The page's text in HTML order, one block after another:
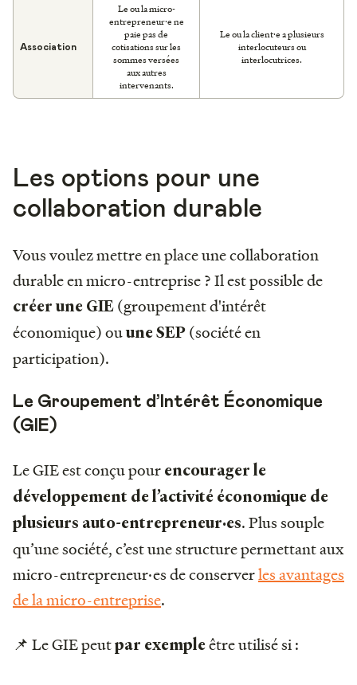
Association
Le ou la micro-
entrepreneur·e ne
paie pas de
cotisations sur les
sommes versées
aux autres
intervenants.
Le ou la client·e a plusieurs
interlocuteurs ou
interlocutrices.
Les options pour une
collaboration durable
Vous voulez mettre en place une collaboration
durable en micro-entreprise ? Il est possible de
créer une GIE (groupement d'intérêt
économique) ouune SEP (société en
participation).
Le Groupement d’Intérêt Économique
(GIE)
Le GIE est conçu pour encourager le
développement de l’activité économique de
plusieurs auto-entrepreneur·es. Plus souple
qu’une société, c’est une structure permettant aux
micro-entrepreneur·es de conserverles avantages
de la micro-entreprise.
📌 Le GIE peutpar exempleêtre utilisé si :